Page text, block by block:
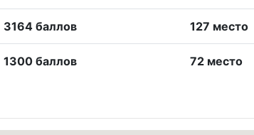
3164 баллов 127 место
1300 баллов 72 место